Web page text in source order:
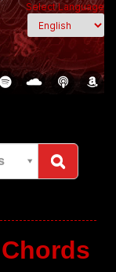
Select Language
Chords